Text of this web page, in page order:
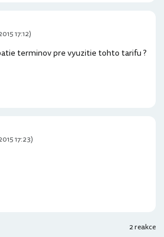
terminov pre vyuzitie tohto tarifu ?
17:12)
17:23)
2 reakce